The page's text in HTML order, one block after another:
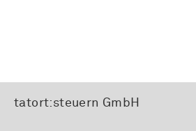
tatort:steuern GmbH